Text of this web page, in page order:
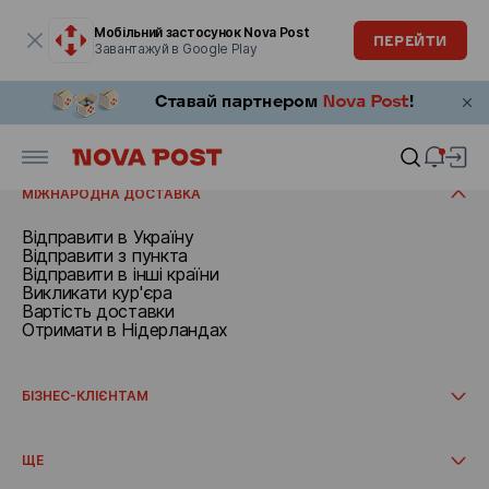
Мобільний застосунок Nova Post
Завантажуй в Google Play
ПЕРЕЙТИ
Документи та посилки до 30 кг
Викликати кур’єра
Відправити з пункта
Вартість доставки
ОТРИМАТИ
Отримати в Нідерландах
Отримати в пункті
МІЖНАРОДНА ДОСТАВКА
Відправити в Україну
Відправити з пункта
Відправити в інші країни
Викликати кур'єра
Вартість доставки
Отримати в Нідерландах
БІЗНЕС-КЛІЄНТАМ
Міжнародна доставка
ЩЕ